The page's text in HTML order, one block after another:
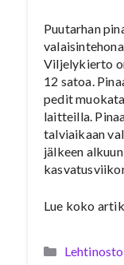
Puutarhan
Viljelykierto
12 satoa.
pedit
laitteilla.
talviaikaan
jälkeen
Lue koko
Kategoriat
Lehtinosto